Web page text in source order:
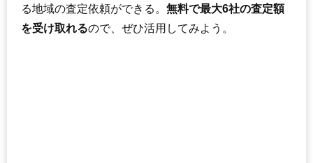
る地域の査定依頼ができる。 無料で最大6社の査定額
を受け取れるので、ぜひ活用してみよう。